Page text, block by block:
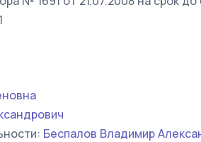
Беспалов Владимир